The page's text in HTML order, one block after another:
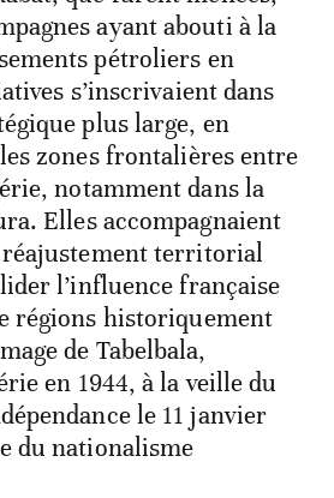
ayant abouti à la
pétroliers en
s’inscrivaient dans
plus large, en
zones frontalières entre
notamment dans la
Elles accompagnaient
territorial
l’influence française
régions historiquement
de Tabelbala,
en 1944, à la veille du
le 11 janvier
du nationalisme